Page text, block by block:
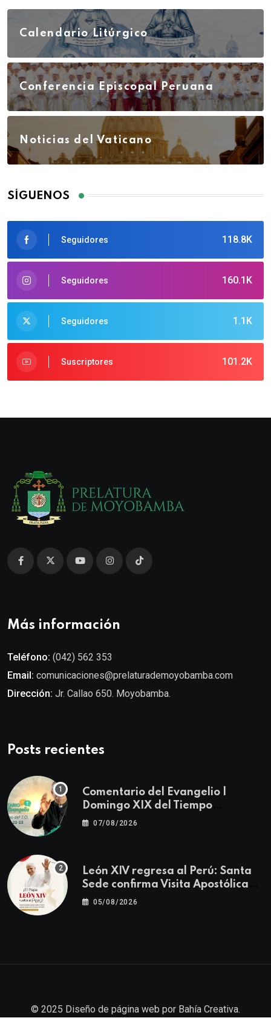
Calendario Litúrgico
Conferencia Episcopal Peruana
Noticias del Vaticano
SÍGUENOS
118.8K
Seguidores
160.1K
Seguidores
1.1K
Seguidores
101.2K
Suscriptores
Más información
Teléfono: (042) 562 353
Email: comunicaciones@prelaturademoyobamba.com
Dirección: Jr. Callao 650. Moyobamba.
Posts recientes
Comentario del Evangelio |
Domingo XIX del Tiempo
Ordinario | Mateo 14, 22-23
07/08/2026
León XIV regresa al Perú: Santa
Sede confirma Visita Apostólica
del 11 al 17 de noviembre
05/08/2026
© 2025 Diseño de página web por Bahía Creativa.